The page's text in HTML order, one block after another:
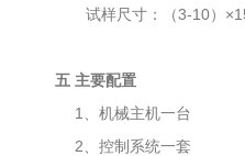
试样尺寸：（3-10）
五 主要配置
1、机械主机一台
2、控制系统一套